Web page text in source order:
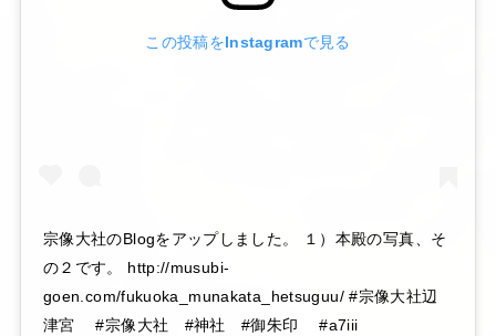
この投稿をInstagramで見る
宗像大社のBlogをアップしました。 １）本殿の写真、そ
の２です。 http://musubi-
goen.com/fukuoka_munakata_hetsuguu/ #宗像大社辺
津宮 #宗像大社 #神社 #御朱印 #a7iii